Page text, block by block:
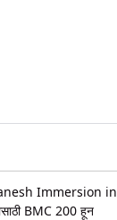
Immersion in
BMC 200 हून